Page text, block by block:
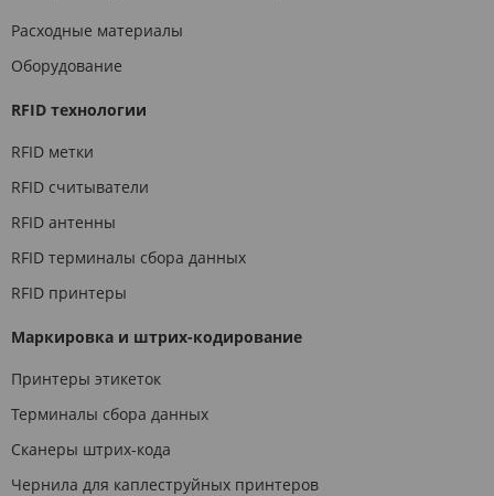
Расходные материалы
Оборудование
RFID технологии
RFID метки
RFID считыватели
RFID антенны
RFID терминалы сбора данных
RFID принтеры
Маркировка и штрих-кодирование
Принтеры этикеток
Терминалы сбора данных
Сканеры штрих-кода
Чернила для каплеструйных принтеров